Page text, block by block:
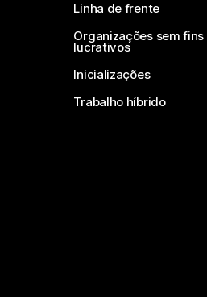
Linha de frente
Organizações sem fins
lucrativos
Inicializações
Trabalho híbrido